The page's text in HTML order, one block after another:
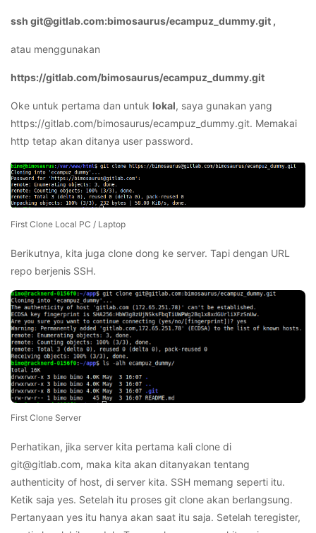
ssh git@gitlab.com:bimosaurus/ecampuz_dummy.git ,
atau menggunakan
https://gitlab.com/bimosaurus/ecampuz_dummy.git
Oke untuk pertama dan untuk lokal, saya gunakan yang
https://gitlab.com/bimosaurus/ecampuz_dummy.git. Memakai
http tetap akan ditanya user password.
First Clone Local PC / Laptop
Berikutnya, kita juga clone dong ke server. Tapi dengan URL
repo berjenis SSH.
First Clone Server
Perhatikan, jika server kita pertama kali clone di
git@gitlab.com, maka kita akan ditanyakan tentang
authenticity of host, di server kita. SSH memang seperti itu.
Ketik saja yes. Setelah itu proses git clone akan berlangsung.
Pertanyaan yes itu hanya akan saat itu saja. Setelah teregister,